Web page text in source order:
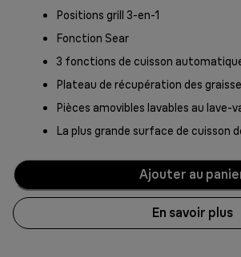
Positions grill 3-en-1
Fonction Sear
3 fonctions de cuisson
Plateau de récupération des
Pièces amovibles lavables au lave-
La plus grande surface de cuisson
Ajouter au
En savoir plus